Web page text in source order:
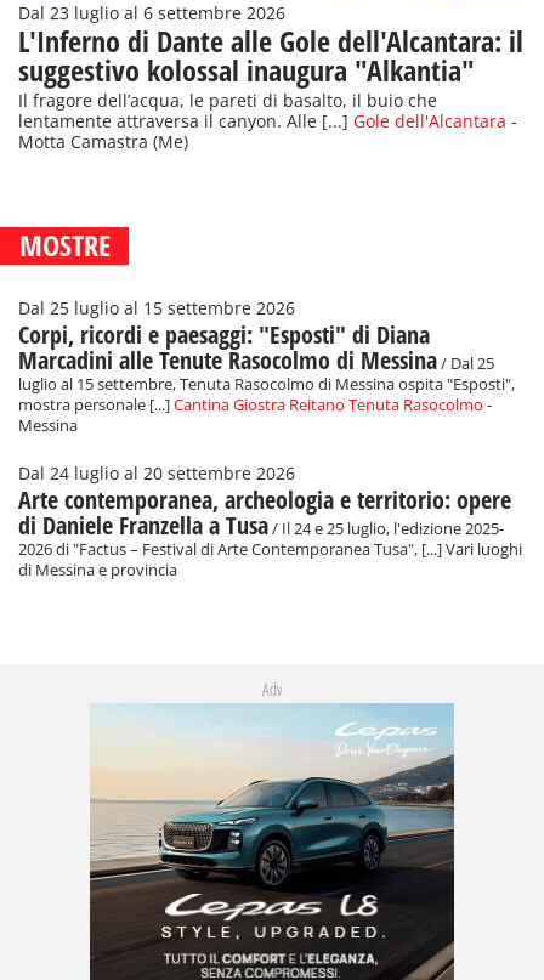
Dal 23 luglio al 6 settembre 2026
L'Inferno di Dante alle Gole dell'Alcantara: il
suggestivo kolossal inaugura "Alkantia"
Il fragore dell’acqua, le pareti di basalto, il buio che
lentamente attraversa il canyon. Alle [...] Gole dell'Alcantara -
Motta Camastra (Me)
MOSTRE
Dal 25 luglio al 15 settembre 2026
Corpi, ricordi e paesaggi: "Esposti" di Diana
Marcadini alle Tenute Rasocolmo di Messina/ Dal 25
luglio al 15 settembre, Tenuta Rasocolmo di Messina ospita "Esposti",
mostra personale [...]Cantina Giostra Reitano Tenuta Rasocolmo -
Messina
Dal 24 luglio al 20 settembre 2026
Arte contemporanea, archeologia e territorio: opere
di Daniele Franzella a Tusa/ Il 24 e 25 luglio, l'edizione 2025-
2026 di "Factus – Festival di Arte Contemporanea Tusa", [...] Vari luoghi
di Messina e provincia
Adv